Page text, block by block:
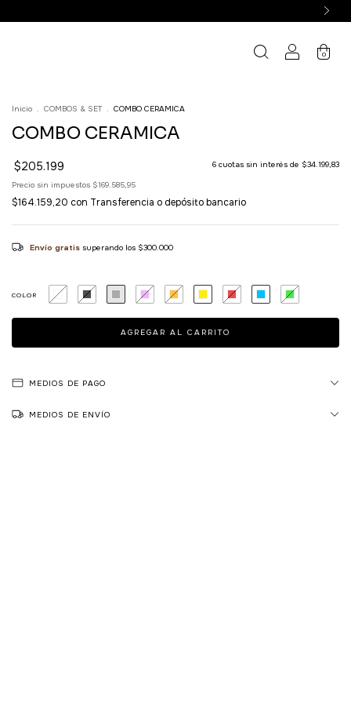
0
Inicio . COMBOS & SET . COMBO CERAMICA
COMBO CERAMICA
$205.199 6 cuotas sin interés de $34.199,83
Precio sin impuestos $169.585,95
$164.159,20 con Transferencia o depósito bancario
Envío gratis superando los $300.000
COLOR
MEDIOS DE PAGO
MEDIOS DE ENVÍO